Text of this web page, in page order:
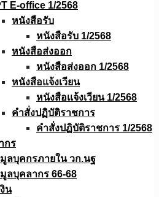
E-office 1/2568
หนังสือรับ
หนังสือรับ 1/2568
หนังสือส่งออก
หนังสือส่งออก 1/2568
หนังสือแจ้งเวียน
หนังสือเเจ้งเวียน 1/2568
คำสั่งปฏิบัติราชการ
คำสั่งปฏิบัติราชการ 1/2568
กร
ลบุคกรภายใน วก.นฐ
ลบุคลากร 66-68
น